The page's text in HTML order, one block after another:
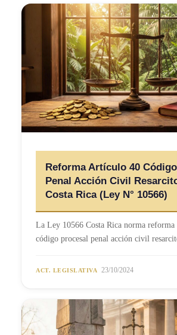
Reforma Artículo 40
Penal Acción Civil
Costa Rica (Ley N° 10566)
La Ley 10566 Costa Rica norma
código procesal penal acción civil
ACT. LEGISLATIVA 23/10/2024